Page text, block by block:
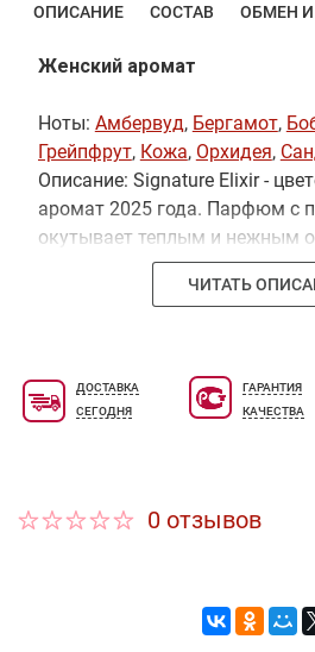
ОПИСАНИЕ СОСТАВ ОБМЕН И
Женский аромат
Ноты: Амбервуд, Бергамот,
Грейпфрут, Кожа, Орхидея,
Описание: Signature Elixir -
аромат 2025 года. Парфюм с
окутывает теплым и нежным
ощущение внутренней
счастья. Он идеален для
волшебным и личным.
ЧИТАТЬ
ДОСТАВКА
СЕГОДНЯ
ГАРАНТИЯ
КАЧЕСТВА
0 отзывов